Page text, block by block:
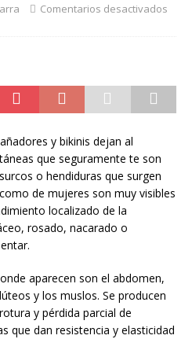
Comentarios desactivados
y bikinis dejan al
que seguramente te son
o hendiduras que surgen
de mujeres son muy visibles
localizado de la
rosado, nacarado o
aparecen son el abdomen,
y los muslos. Se producen
y pérdida parcial de
que dan resistencia y elasticidad